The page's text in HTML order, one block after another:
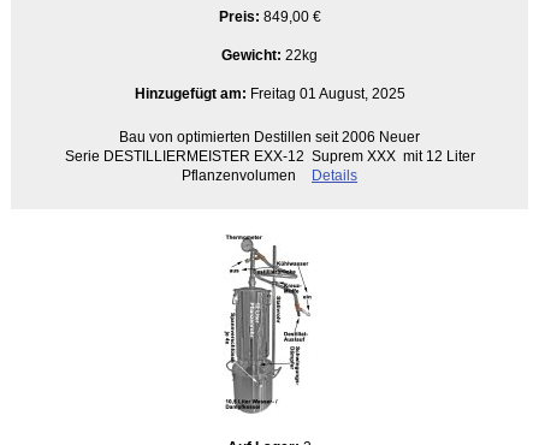
Preis: 849,00 €
Gewicht: 22kg
Hinzugefügt am: Freitag 01 August, 2025
Bau von optimierten Destillen seit 2006 Neuer
Serie DESTILLIERMEISTER EXX-12 Suprem XXX mit 12 Liter
Pflanzenvolumen
Details